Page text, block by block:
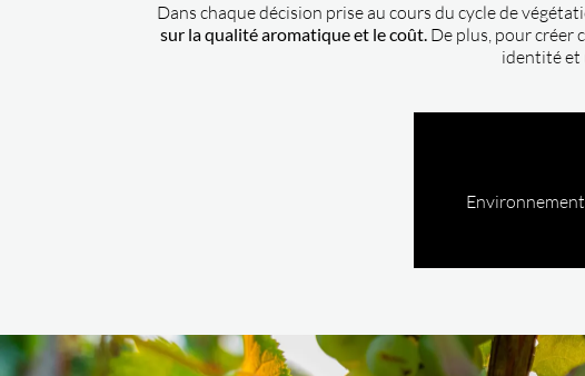
Dans chaque décision prise au cours du cycle de
sur la qualité aromatique et le coût.De plus, pour créer
identité et
Environnement